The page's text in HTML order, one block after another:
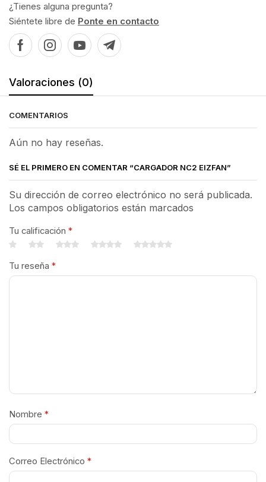
¿Tienes alguna pregunta?
Siéntete libre de Ponte en contacto
Valoraciones (0)
COMENTARIOS
Aún no hay reseñas.
SÉ EL PRIMERO EN COMENTAR “CARGADOR NC2 EIZFAN”
Su dirección de correo electrónico no será publicada.
Los campos obligatorios están marcados
Tu calificación *
Tu reseña *
Nombre *
Correo Electrónico *